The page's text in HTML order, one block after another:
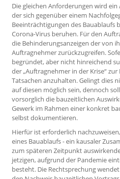
Die gleichen Anforderungen wird
der sich gegenüber einem
Beeinträchtigungen des Bauablaufs
Corona-Virus beruhen. Für den
die Behinderungsanzeigen der von
Auftragnehmer zurückzugreifen.
begründet, aber nicht hinreichend
der „Auftragnehmer in der Krise“
Tatsachen anzuhalten. Gelingt dies
auf diesen möglich sein, dennoch
vorsorglich die bauzeitlichen
Gewerk im Rahmen einer konkret
selbst dokumentieren.
Hierfür ist erforderlich
eines Bauablaufs - ein kausaler
zum späteren Zeitpunkt
jetzigen, aufgrund der Pandemie
besteht. Die Rechtsprechung